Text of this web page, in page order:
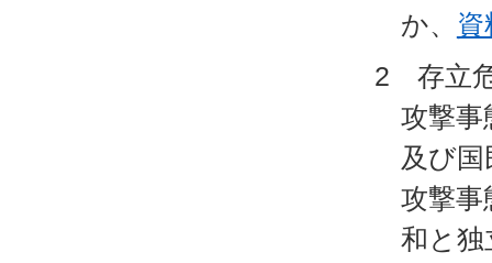
か、 資
2 存立
攻撃事
及び
攻撃事
和と独